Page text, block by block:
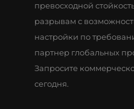
превосходной
разрывам с
настройки по
партнер глобальных
Запросите
сегодня.